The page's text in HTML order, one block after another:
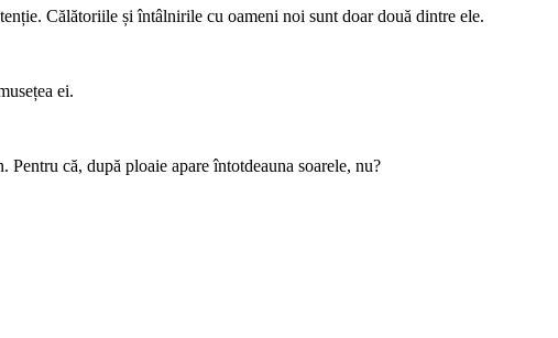
Călătoriile și întâlnirile cu oameni noi sunt doar două dintre ele.
ei.
că, după ploaie apare întotdeauna soarele, nu?